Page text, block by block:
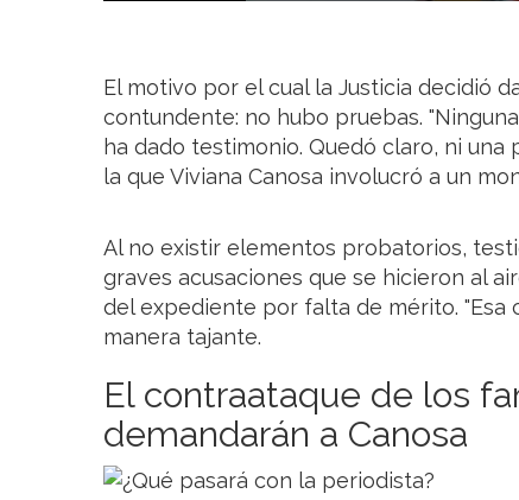
El motivo por el cual la Justicia decidió
contundente: no hubo pruebas.
ha dado testimonio. Quedó claro, ni
la que Viviana Canosa involucró a un
Al no existir elementos probatorios,
graves acusaciones que se hicieron al
del expediente por falta de mérito. "Esa
manera tajante.
El contraataque de los
demandarán a Canosa